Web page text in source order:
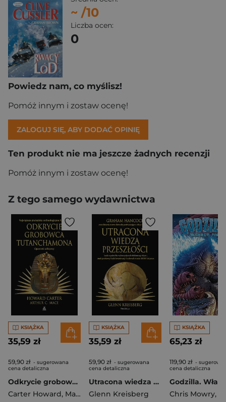
~ /10
Liczba ocen:
0
Powiedz nam, co myślisz!
Pomóż innym i zostaw ocenę!
ZALOGUJ SIĘ, ABY DODAĆ OPINIĘ
Ten produkt nie ma jeszcze żadnych recenzji
Pomóż innym i zostaw ocenę!
Z tego samego wydawnictwa
KSIĄŻKA
35,59 zł
59,90 zł - sugerowana
cena detaliczna
Odkrycie grobowca Tutanchamona. Opowieść odkrywcy
Carter Howard, Mace Arthur C.
KSIĄŻKA
35,59 zł
59,90 zł - sugerowana
cena detaliczna
Utracona wiedza przeszłości wyd. 2026
Glenn Kreisberg
KSIĄŻKA
65,23 zł
119,90 zł -
cena detaliczna
Chris Mowry,